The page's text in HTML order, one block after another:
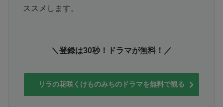
ススメします。
＼登録は30秒！ドラマが無料！／
リラの花咲くけものみちのドラマを無料で観る